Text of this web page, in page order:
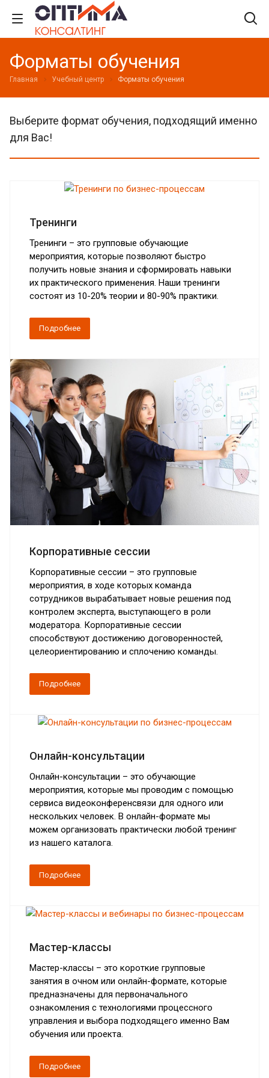
Форматы обучения
Главная Учебный центр Форматы обучения
Выберите формат обучения, подходящий именно
для Вас!
Тренинги
Тренинги – это групповые обучающие
мероприятия, которые позволяют быстро
получить новые знания и сформировать навыки
их практического применения. Наши тренинги
состоят из 10-20% теории и 80-90% практики.
Подробнее
Корпоративные сессии
Корпоративные сессии – это групповые
мероприятия, в ходе которых команда
сотрудников вырабатывает новые решения под
контролем эксперта, выступающего в роли
модератора. Корпоративные сессии
способствуют достижению договоренностей,
целеориентированию и сплочению команды.
Подробнее
Онлайн-консультации
Онлайн-консультации – это обучающие
мероприятия, которые мы проводим с помощью
сервиса видеоконференсвязи для одного или
нескольких человек. В онлайн-формате мы
можем организовать практически любой тренинг
из нашего каталога.
Подробнее
Мастер-классы
Мастер-классы – это короткие групповые
занятия в очном или онлайн-формате, которые
предназначены для первоначального
ознакомления с технологиями процессного
управления и выбора подходящего именно Вам
обучения или проекта.
Подробнее